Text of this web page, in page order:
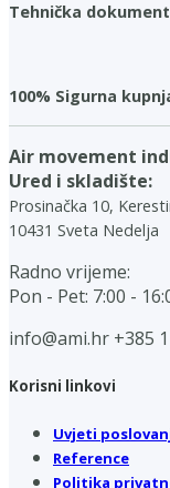
Tehnička
100% Sigurna
Air movement
Ured i skladište:
Prosinačka 10,
10431 Sveta Nedelja
Radno vrijeme:
Pon - Pet: 7:00 -
info@ami.hr +385
Korisni linkovi
Uvjeti
Reference
Politika